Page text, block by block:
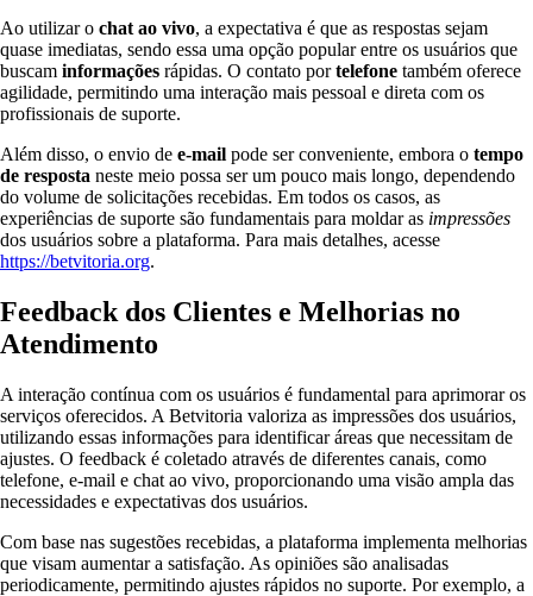
Ao utilizar o chat ao vivo, a expectativa é que as respostas sejam
quase imediatas, sendo essa uma opção popular entre os usuários que
buscam informações rápidas. O contato portelefone também oferece
agilidade, permitindo uma interação mais pessoal e direta com os
profissionais de suporte.
Além disso, o envio de e-mail pode ser conveniente, embora o tempo
de resposta neste meio possa ser um pouco mais longo, dependendo
do volume de solicitações recebidas. Em todos os casos, as
experiências de suporte são fundamentais para moldar as impressões
dos usuários sobre a plataforma. Para mais detalhes, acesse
https://betvitoria.org.
Feedback dos Clientes e Melhorias no
Atendimento
A interação contínua com os usuários é fundamental para aprimorar os
serviços oferecidos. A Betvitoria valoriza as impressões dos usuários,
utilizando essas informações para identificar áreas que necessitam de
ajustes. O feedback é coletado através de diferentes canais, como
telefone, e-mail e chat ao vivo, proporcionando uma visão ampla das
necessidades e expectativas dos usuários.
Com base nas sugestões recebidas, a plataforma implementa melhorias
que visam aumentar a satisfação. As opiniões são analisadas
periodicamente, permitindo ajustes rápidos no suporte. Por exemplo, a